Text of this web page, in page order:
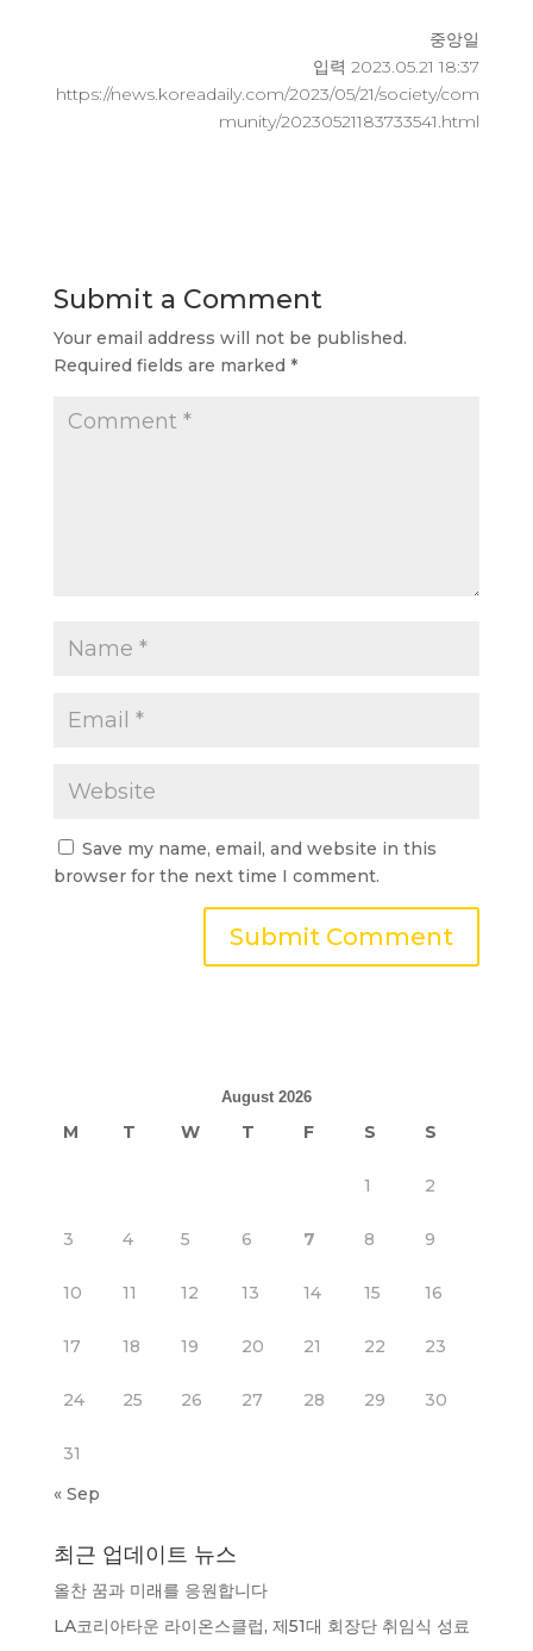
중앙일
입력 2023.05.21 18:37
https://news.koreadaily.com/2023/05/21/society/com
munity/20230521183733541.html
Submit a Comment
Your email address will not be published.
Required fields are marked *
Save my name, email, and website in this
browser for the next time I comment.
August 2026
M T W T F S S
1 2
3 4 5 6 7 8 9
10 11 12 13 14 15 16
17 18 19 20 21 22 23
24 25 26 27 28 29 30
31
« Sep
최근 업데이트 뉴스
올찬 꿈과 미래를 응원합니다
LA코리아타운 라이온스클럽, 제51대 회장단 취임식 성료